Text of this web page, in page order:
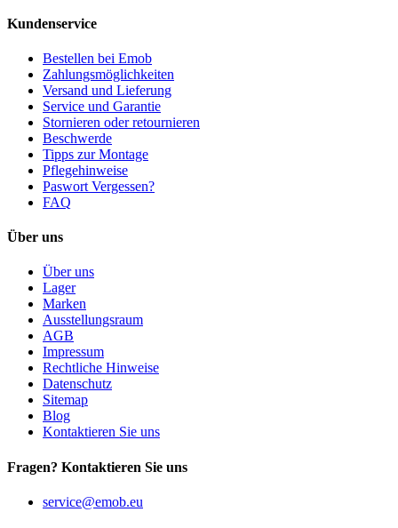
Kundenservice
Bestellen bei Emob
Zahlungsmöglichkeiten
Versand und Lieferung
Service und Garantie
Stornieren oder retournieren
Beschwerde
Tipps zur Montage
Pflegehinweise
Paswort Vergessen?
FAQ
Über uns
Über uns
Lager
Marken
Ausstellungsraum
AGB
Impressum
Rechtliche Hinweise
Datenschutz
Sitemap
Blog
Kontaktieren Sie uns
Fragen? Kontaktieren Sie uns
service@emob.eu